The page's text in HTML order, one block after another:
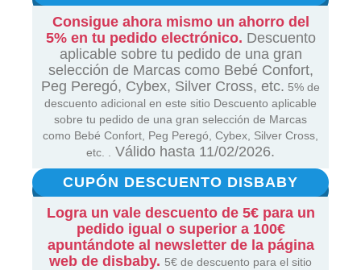
Consigue ahora mismo un ahorro del
5% en tu pedido electrónico. Descuento
aplicable sobre tu pedido de una gran
selección de Marcas como Bebé Confort,
Peg Peregó, Cybex, Silver Cross, etc. 5% de
descuento adicional en este sitio Descuento aplicable
sobre tu pedido de una gran selección de Marcas
como Bebé Confort, Peg Peregó, Cybex, Silver Cross,
etc. .
Válido hasta 11/02/2026.
CUPÓN DESCUENTO DISBABY
Logra un vale descuento de 5€ para un
pedido igual o superior a 100€
apuntándote al newsletter de la página
web de disbaby. 5€ de descuento para el sitio